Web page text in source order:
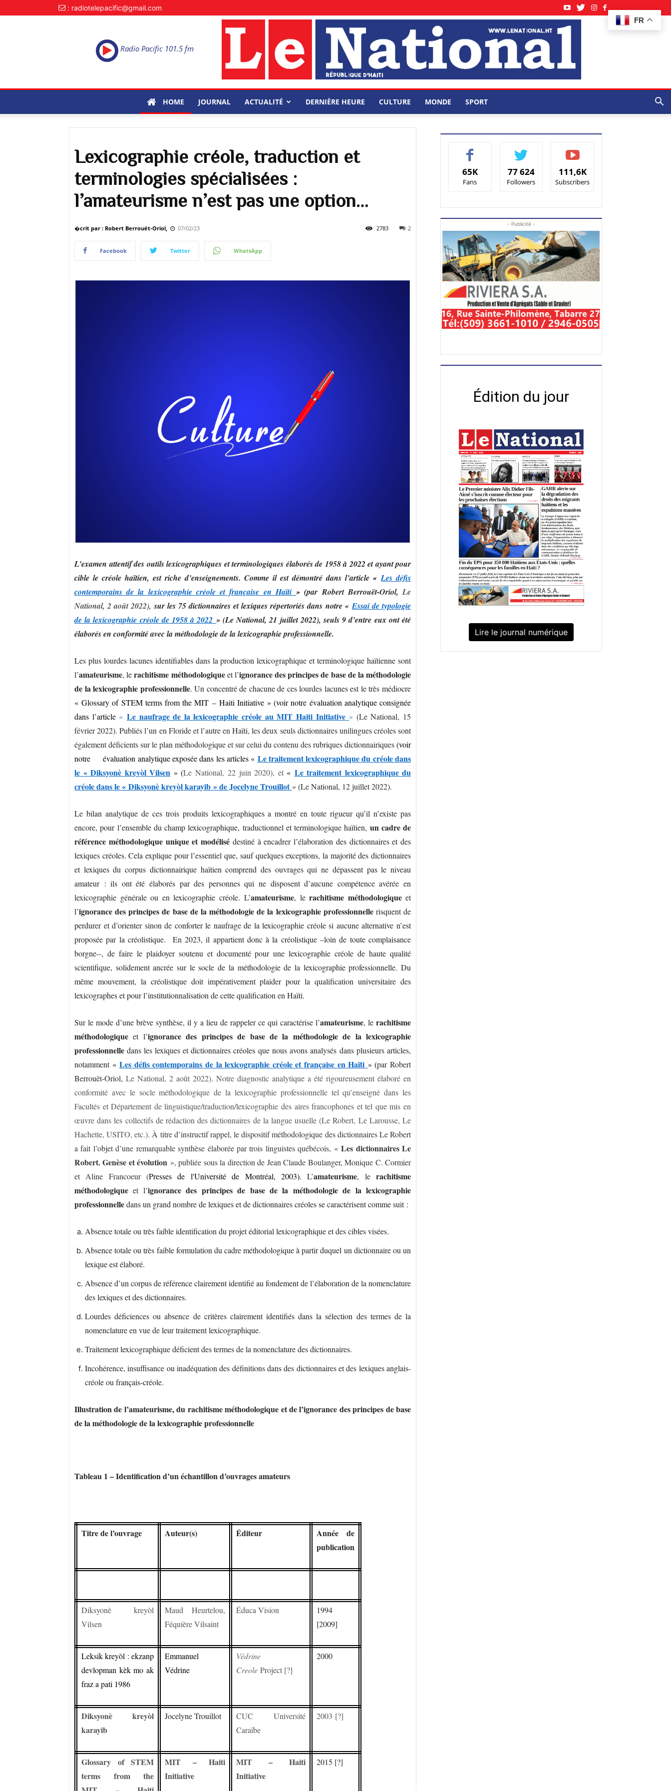
FR
: radiotelepacific@gmail.com
Radio Pacific 101.5 fm
HOME JOURNAL ACTUALITÉ DERNIÈRE HEURE CULTURE MONDE SPORT
Lexicographie créole, traduction et
terminologies spécialisées :
l’amateurisme n’est pas une option…
�crit par : Robert Berrouët-Oriol, 07/02/23 2
2783
Facebook Twitter WhatsApp
L’examen attentif des outils lexicographiques et terminologiques élaborés de 1958 à 2022 et ayant pour
cible le créole haïtien, est riche d’enseignements. Comme il est démontré dans l’article «Les défis
contemporains de la lexicographie créole et française en Haïti» (parRobert Berrouët-Oriol,Le
National, 2 août 2022), sur les 75 dictionnaires et lexiques répertoriés dans notre «Essai de typologie
de la lexicographie créole de 1958 à 2022 » (Le National, 21 juillet 2022), seuls 9 d’entre eux ont été
élaborés en conformité avec la méthodologie de la lexicographie professionnelle.
Les plus lourdes lacunes identifiables dans la production lexicographique et terminologique haïtienne sont
l’amateurisme, lerachitisme méthodologiqueet l’ignorance des principes de base de la méthodologie
de la lexicographie professionnelle. Un concentré de chacune de ces lourdes lacunes est le très médiocre
« Glossary of STEM terms from the MIT – Haiti Initiative » (voir notre évaluation analytique consignée
dans l’article « Le naufrage de la lexicographie créole au MIT Haiti Initiative » (Le National, 15
février 2022). Publiés l’un en Floride et l’autre en Haïti, les deux seuls dictionnaires unilingues créoles sont
également déficients sur le plan méthodologique et sur celui du contenu des rubriques dictionnairiques(voir
notre évaluation analytique exposée dans les articles « Le traitement lexicographique du créole dans
le « Diksyonè kreyòl Vilsen » (Le National, 22 juin 2020), et « Le traitement lexicographique du
créole dans le « Diksyonè kreyòl karayib » de Jocelyne Trouillot » (Le National, 12 juillet 2022).
Le bilan analytique de ces trois produits lexicographiques a montré en toute rigueur qu’il n’existe pas
encore, pour l’ensemble du champ lexicographique, traductionnel et terminologique haïtien, un cadre de
référence méthodologique unique et modélisé destiné à encadrer l’élaboration des dictionnaires et des
lexiques créoles. Cela explique pour l’essentiel que, sauf quelques exceptions, la majorité des dictionnaires
et lexiques du corpus dictionnairique haïtien comprend des ouvrages qui ne dépassent pas le niveau
amateur : ils ont été élaborés par des personnes qui ne disposent d’aucune compétence avérée en
lexicographie générale ou en lexicographie créole. L’amateurisme, le rachitisme méthodologiqueet
l’ignorance des principes de base de la méthodologie de la lexicographie professionnellerisquent de
perdurer et d’orienter sinon de conforter le naufrage de la lexicographie créole si aucune alternative n’est
proposée par la créolistique. En 2023, il appartient donc à la créolistique –loin de toute complaisance
borgne--, de faire le plaidoyer soutenu et documenté pour une lexicographie créole de haute qualité
scientifique, solidement ancrée sur le socle de la méthodologie de la lexicographie professionnelle. Du
même mouvement, la créolistique doit impérativement plaider pour la qualification universitaire des
lexicographes et pour l’institutionnalisation de cette qualification en Haïti.
Sur le mode d’une brève synthèse, il y a lieu de rappeler ce qui caractérise l’amateurisme, le rachitisme
méthodologique et l’ignorance des principes de base de la méthodologie de la lexicographie
professionnelle dans les lexiques et dictionnaires créoles que nous avons analysés dans plusieurs articles,
notamment «Les défis contemporains de la lexicographie créole et française en Haïti » (parRobert
Berrouët-Oriol, Le National, 2 août 2022). Notre diagnostic analytique a été rigoureusement élaboré en
conformité avec le socle méthodologique de la lexicographie professionnelle tel qu’enseigné dans les
Facultés et Département de linguistique/traduction/lexicographie des aires francophones et tel que mis en
œuvre dans les collectifs de rédaction des dictionnaires de la langue usuelle (Le Robert, Le Larousse, Le
Hachette, USITO, etc.).À titre d’instructif rappel, le dispositif méthodologique des dictionnaires Le Robert
a fait l’objet d’une remarquable synthèse élaborée par trois linguistes québécois, «Les dictionnaires Le
Robert. Genèse et évolution », publiée sous la direction de Jean Claude Boulanger, Monique C. Cormier
et Aline Francoeur (Presses de l'Université de Montréal, 2003).L’amateurisme, lerachitisme
méthodologique et l’ignorance des principes de base de la méthodologie de la lexicographie
professionnelledans un grand nombre de lexiques et de dictionnaires créoles se caractérisent comme suit :
Absence totale ou très faible identification du projet éditorial lexicographique et des cibles visées.
Absence totale ou très faible formulation du cadre méthodologique à partir duquel un dictionnaire ou un
lexique est élaboré.
Absence d’un corpus de référence clairement identifié au fondement de l’élaboration de la nomenclature
des lexiques et des dictionnaires.
Lourdes déficiences ou absence de critères clairement identifiés dans la sélection des termes de la
nomenclature en vue de leur traitement lexicographique.
Traitement lexicographique déficient des termes de la nomenclature des dictionnaires.
Incohérence, insuffisance ou inadéquation des définitions dans des dictionnaires et des lexiques anglais-
créole ou français-créole.
Illustration de l’amateurisme, du rachitisme méthodologique et de l’ignorance des principes de base
de la méthodologie de la lexicographie professionnelle
Tableau 1 – Identification d’un échantillon d’ouvrages amateurs
Titre de l’ouvrage Auteur(s) Éditeur
Année de
publication
Diksyonè kreyòl
Vilsen
Maud Heurtelou,
Féquière Vilsaint
Éduca Vision
1994
[2009]
Leksik kreyòl : ekzanp
devlopman kèk mo ak
fraz a pati 1986
Emmanuel
Védrine
Védrine
Creole Project [?]
2000
Diksyonè kreyòl
karayib
Jocelyne Trouillot
CUC Université
Caraïbe
2003 [?]
Glossary of STEM
terms from the
MIT – Haiti
Initiative
MIT – Haiti
Initiative
2015 [?]
65K
Fans
77 624
Followers
111,6K
Subscribers
- Publicité -
Édition du jour
Lire le journal numérique